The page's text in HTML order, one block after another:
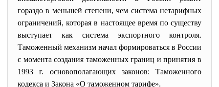
гораздо в меньшей степени, чем система нетарифных
ограничений, которая в настоящее время по существу
выступает как система экспортного контроля.
Таможенный механизм начал формироваться в России
с момента создания таможенных границ и принятия в
1993 г. основополагающих законов: Таможенного
кодекса и Закона «О таможенном тарифе».